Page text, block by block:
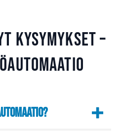
kysymykset –